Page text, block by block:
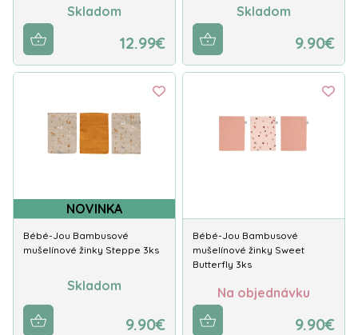
Skladom
12.99€
Skladom
9.90€
NOVINKA
Bébé-Jou Bambusové
mušelínové žinky Steppe 3ks
Skladom
9.90€
Bébé-Jou Bambusové
mušelínové žinky Sweet
Butterfly 3ks
Na objednávku
9.90€